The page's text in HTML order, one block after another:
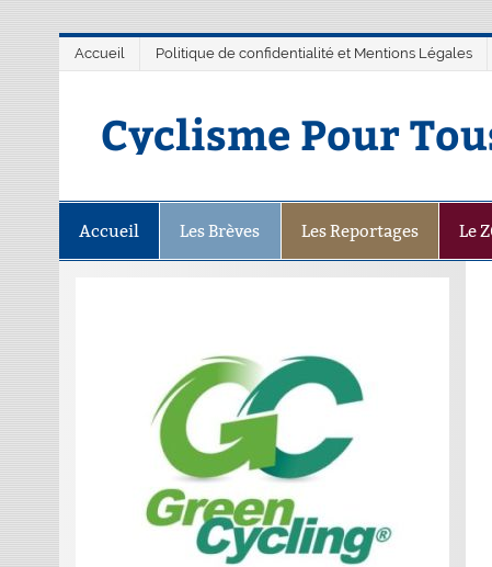
Accueil Politique de confidentialité et Mentions Légales
Cyclisme Pour
Accueil Les Brèves Les Reportages Le